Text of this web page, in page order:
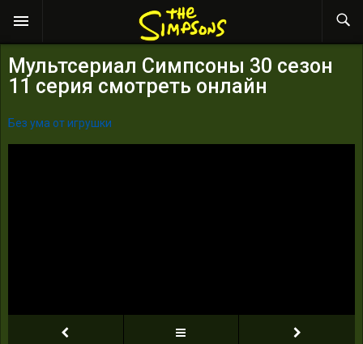
Мультсериал Симпсоны 30 сезон
11 серия смотреть онлайн
Без ума от игрушки